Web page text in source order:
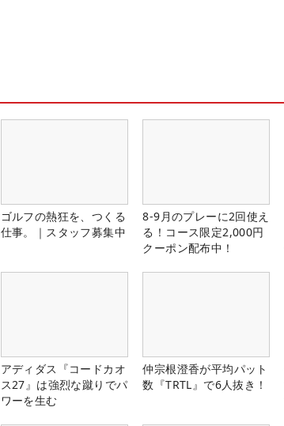
ゴルフの熱狂を、つくる
仕事。｜スタッフ募集中
8-9月のプレーに2回使え
る！コース限定2,000円
クーポン配布中！
アディダス『コードカオ
ス27』は強烈な蹴りでパ
ワーを生む
仲宗根澄香が平均パット
数『TRTL』で6人抜き！